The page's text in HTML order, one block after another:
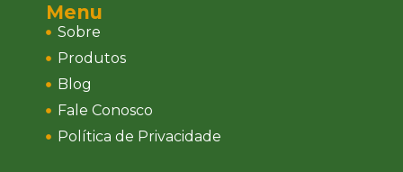
Menu
Sobre
Produtos
Blog
Fale Conosco
Política de Privacidade